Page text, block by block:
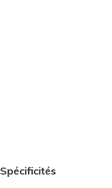
Spécificités